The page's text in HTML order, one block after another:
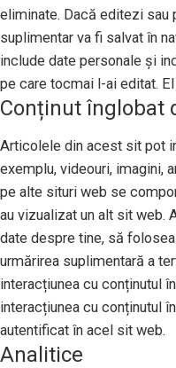
eliminate. Dacă editezi sau
suplimentar va fi salvat în
include date personale și
pe care tocmai l-ai editat.
Conținut înglobat
Articolele din acest sit pot
exemplu, videouri, imagini,
pe alte situri web se
au vizualizat un alt sit
date despre tine, să
urmărirea suplimentară a
interacțiunea cu conținutul
interacțiunea cu conținutul
autentificat în acel sit web.
Analitice